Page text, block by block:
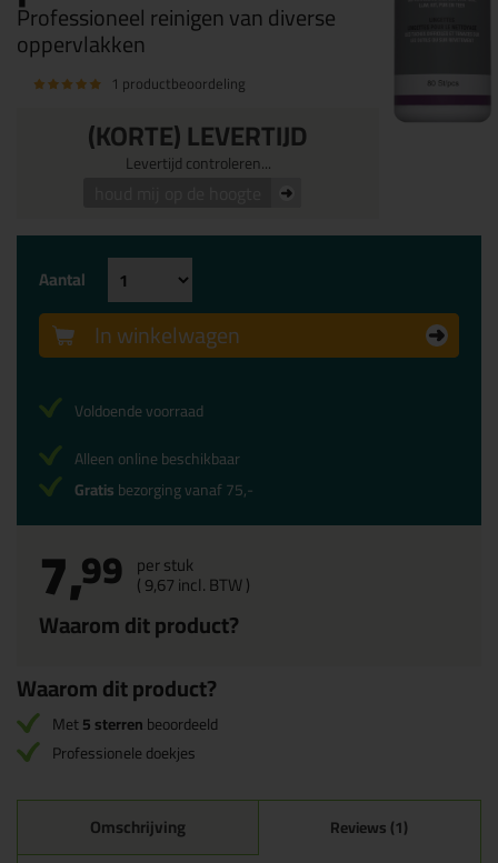
Professioneel reinigen van diverse
oppervlakken
1 productbeoordeling
(KORTE) LEVERTIJD
Levertijd controleren...
7,99 per stuk
(9,67incl. BTW )
Waarom dit product?
Aantal
In winkelwagen
Voldoende voorraad
Alleen online beschikbaar
Gratisbezorging vanaf 75,-
Waarom dit product?
Met5 sterrenbeoordeeld
Professionele doekjes
Omschrijving Reviews (1)